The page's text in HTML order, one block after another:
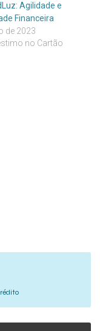
Agilidade e
Financeira
de 2023
no Cartão